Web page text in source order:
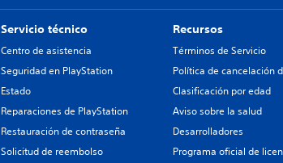
Servicio técnico
Centro de asistencia
Seguridad en PlayStation
Estado
Reparaciones de PlayStation
Restauración de contraseña
Solicitud de reembolso
Recursos
Términos de Servicio
Política de cancelación
Clasificación por edad
Aviso sobre la salud
Desarrolladores
Programa oficial de